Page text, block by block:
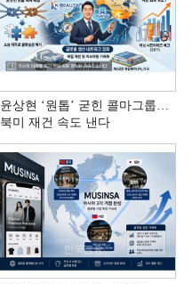
윤상현 ‘원톱ʼ 굳힌 콜마그룹…
북미 재건 속도 낸다